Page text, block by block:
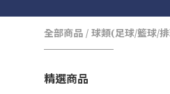
全部商品 / 球類(足球/籃球/
精選商品